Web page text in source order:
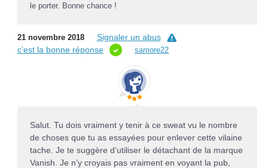
le porter. Bonne chance !
21 novembre 2018
Signaler un abus
c’est la bonne réponse
samore22
Salut. Tu dois vraiment y tenir à ce sweat vu le nombre
de choses que tu as essayées pour enlever cette vilaine
tache. Je te suggère d’utiliser le détachant de la marque
Vanish. Je n’y croyais pas vraiment en voyant la pub,